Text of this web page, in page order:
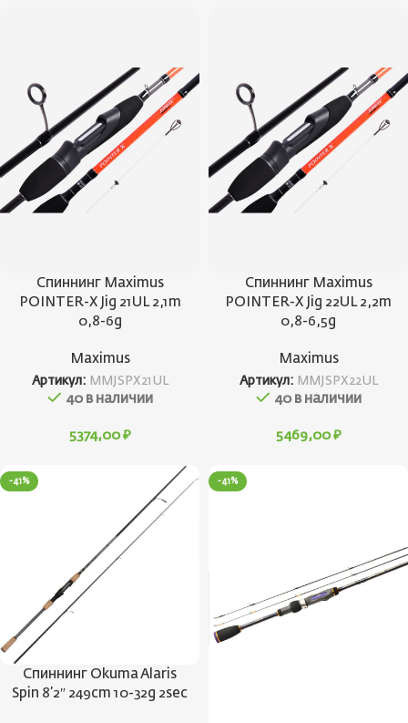
Спиннинг Maximus
POINTER-X Jig 21UL 2,1m
0,8-6g
Maximus
Артикул: MMJSPX21UL
40 в наличии
5374,00 ₽
Спиннинг Maximus
POINTER-X Jig 22UL 2,2m
0,8-6,5g
Maximus
Артикул: MMJSPX22UL
40 в наличии
5469,00 ₽
-41%
Спиннинг Okuma Alaris
Spin 8’2″ 249cm 10-32g 2sec
-41%